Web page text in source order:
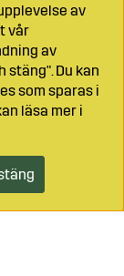
av
vår
av
stäng". Du kan
som sparas i
läsa mer i